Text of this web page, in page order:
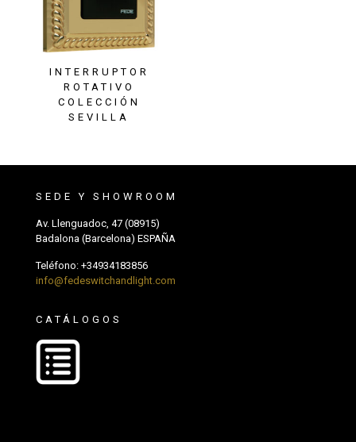
INTERRUPTOR
ROTATIVO
COLECCIÓN
SEVILLA
SEDE Y SHOWROOM
Av. Llenguadoc, 47 (08915)
Badalona (Barcelona) ESPAÑA
Teléfono: +34934183856
info@fedeswitchandlight.com
CATÁLOGOS